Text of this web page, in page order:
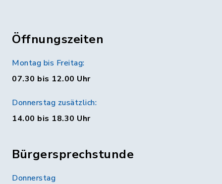
Öffnungszeiten
Montag bis Freitag:
07.30 bis 12.00 Uhr
Donnerstag zusätzlich:
14.00 bis 18.30 Uhr
Bürgersprechstunde
Donnerstag